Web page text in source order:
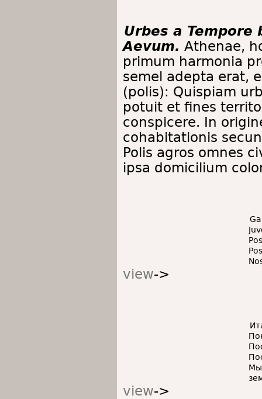
Urbes a Tempore
Aevum. Athenae,
primum harmonia
semel adepta erat,
(polis): Quispiam
potuit et fines
conspicere. In
cohabitationis
Polis agros omnes
ipsa domicilium
view->
Мы
view->